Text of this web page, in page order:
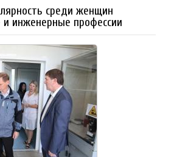
среди женщин
инженерные профессии